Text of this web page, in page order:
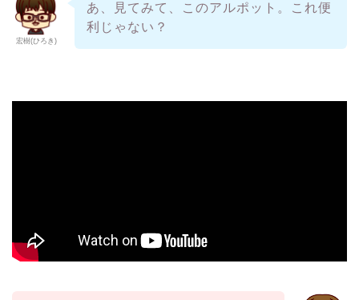
宏樹(ひろき)
あ、見てみて、このアルポット。これ便
利じゃない？